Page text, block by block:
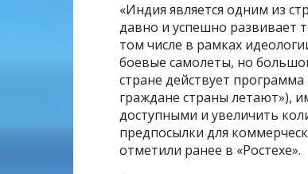
«Индия является одним из
давно и успешно развивает
том числе в рамках
боевые самолеты, но
стране действует
граждане страны летают»),
доступными и увеличить
предпосылки для
отметили ранее в «Ростехе».